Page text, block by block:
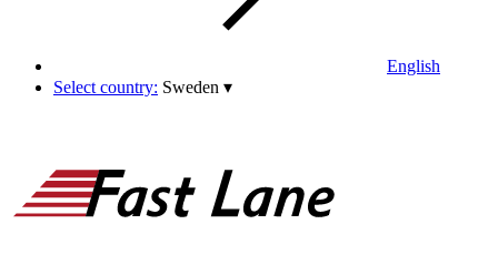
English
Select country: Sweden ▾